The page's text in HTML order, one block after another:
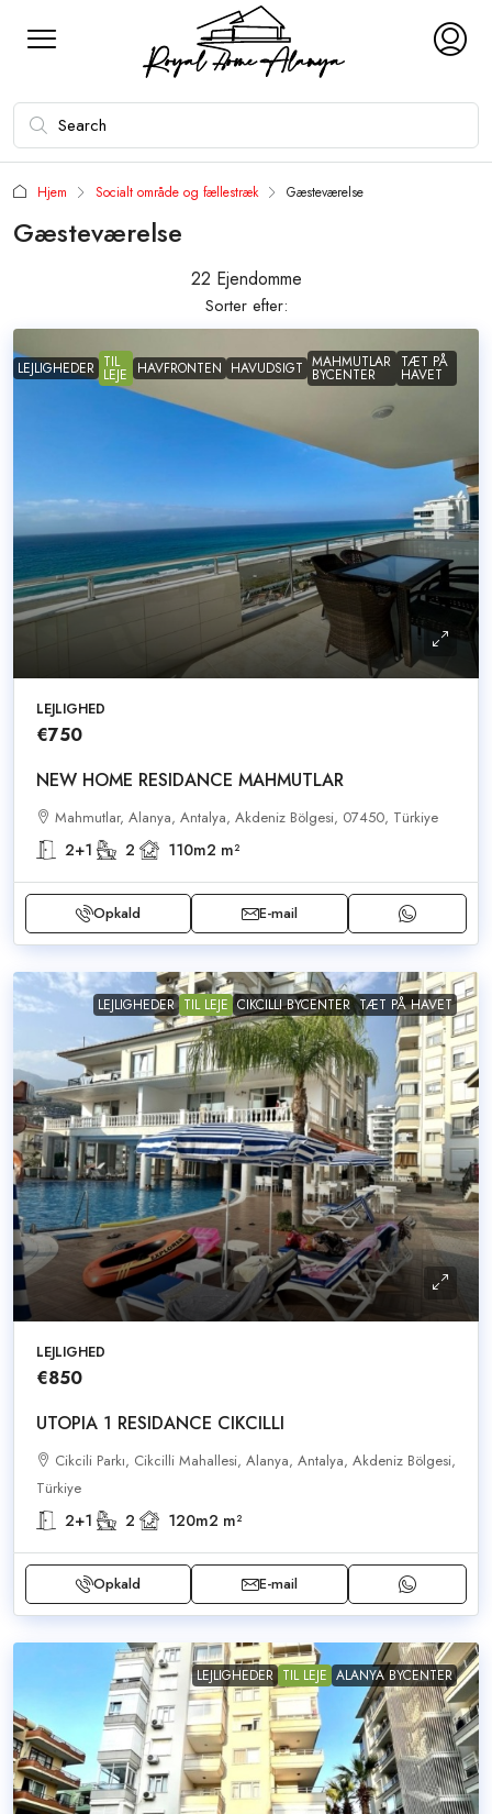
Hjem Socialt område og fællestræk Gæsteværelse
Gæsteværelse
22 Ejendomme
Sorter efter:
LEJLIGHEDER TIL
LEJE HAVFRONTEN HAVUDSIGT MAHMUTLAR
BYCENTER
TÆT PÅ
HAVET
LEJLIGHED
€750
NEW HOME RESIDANCE MAHMUTLAR
Mahmutlar, Alanya, Antalya, Akdeniz Bölgesi, 07450, Türkiye
2+1 2 110m2 m²
Opkald E-mail
LEJLIGHEDER TIL LEJE CIKCILLI BYCENTER TÆT PÅ HAVET
LEJLIGHED
€850
UTOPIA 1 RESIDANCE CIKCILLI
Cikcili Parkı, Cikcilli Mahallesi, Alanya, Antalya, Akdeniz Bölgesi,
Türkiye
2+1 2 120m2 m²
Opkald E-mail
LEJLIGHEDER TIL LEJE ALANYA BYCENTER